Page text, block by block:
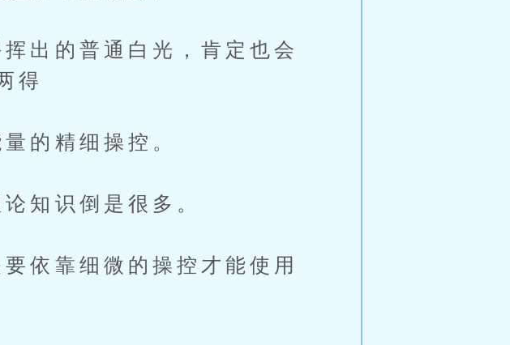
出的普通白光，肯定也会
得
的精细操控。
知识倒是很多。
依靠细微的操控才能使用